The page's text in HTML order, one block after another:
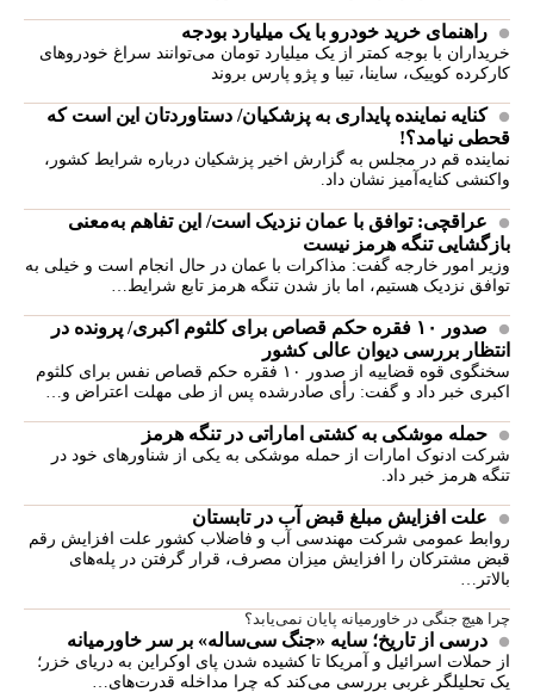
راهنمای خرید خودرو با یک میلیارد بودجه
خریداران با بوجه کمتر از یک میلیارد تومان می‌توانند سراغ خودروهای
کارکرده کوییک، ساینا، تیبا و پژو پارس بروند
کنایه نماینده پایداری به پزشکیان/ دستاوردتان این است که
قحطی نیامد؟!
نماینده قم در مجلس به گزارش اخیر پزشکیان درباره شرایط کشور،
واکنشی کنایه‌آمیز نشان داد.
عراقچی: توافق با عمان نزدیک است/ این تفاهم به‌معنی
بازگشایی تنگه هرمز نیست
وزیر امور خارجه گفت: مذاکرات با عمان در حال انجام است و خیلی به
توافق نزدیک هستیم، اما باز شدن تنگه هرمز تابع شرایط…
صدور ۱۰ فقره حکم قصاص برای کلثوم اکبری/ پرونده در
انتظار بررسی دیوان عالی کشور
سخنگوی قوه قضاییه از صدور ۱۰ فقره حکم قصاص نفس برای کلثوم
اکبری خبر داد و گفت: رأی صادرشده پس از طی مهلت اعتراض و…
حمله موشکی به کشتی اماراتی در تنگه هرمز
شرکت ادنوک امارات از حمله موشکی به یکی از شناورهای خود در
تنگه هرمز خبر داد.
علت افزایش مبلغ قبض آب در تابستان
روابط عمومی شرکت مهندسی آب و فاضلاب کشور علت افزایش رقم
قبض مشترکان را افزایش میزان مصرف، قرار گرفتن در پله‌های
بالاتر…
چرا هیچ جنگی در خاورمیانه پایان نمی‌یابد؟
درسی از تاریخ؛ سایه «جنگ سی‌ساله» بر سر خاورمیانه
از حملات اسرائیل و آمریکا تا کشیده شدن پای اوکراین به دریای خزر؛
یک تحلیلگر غربی بررسی می‌کند که چرا مداخله قدرت‌های…